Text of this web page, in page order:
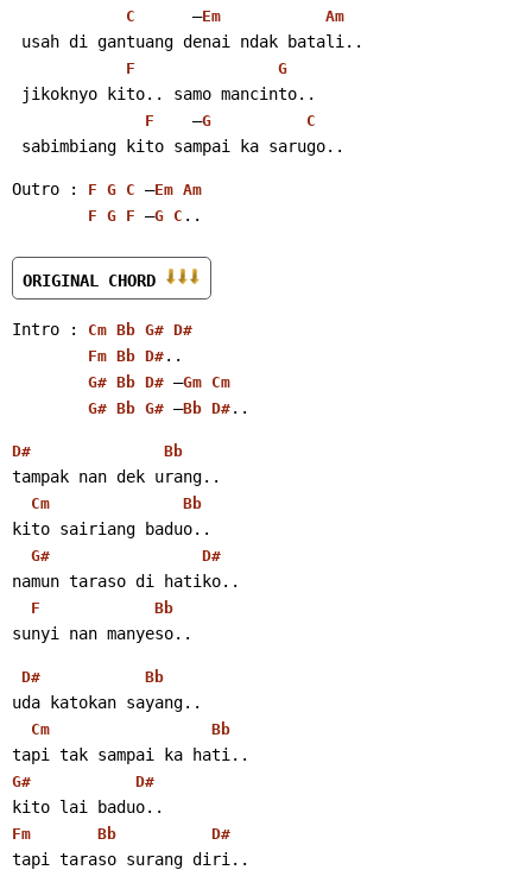
C
      –
Em Am
usah di gantuang denai ndak batali..
F G
jikoknyo kito.. samo mancinto..
F
    –
G C
sabimbiang kito sampai ka sarugo..
Outro : F G C –Em Am
F G F –G C ..
ORIGINAL CHORD
Intro : Cm Bb G# D#
Fm Bb D# ..
G# Bb D# –Gm Cm
G# Bb G# –Bb D# ..
D# Bb
tampak nan dek urang..
Cm Bb
kito sairiang baduo..
G# D#
namun taraso di hatiko..
F Bb
sunyi nan manyeso..
D# Bb
uda katokan sayang..
Cm Bb
tapi tak sampai ka hati..
G# D#
kito lai baduo..
Fm Bb D#
tapi taraso surang diri..